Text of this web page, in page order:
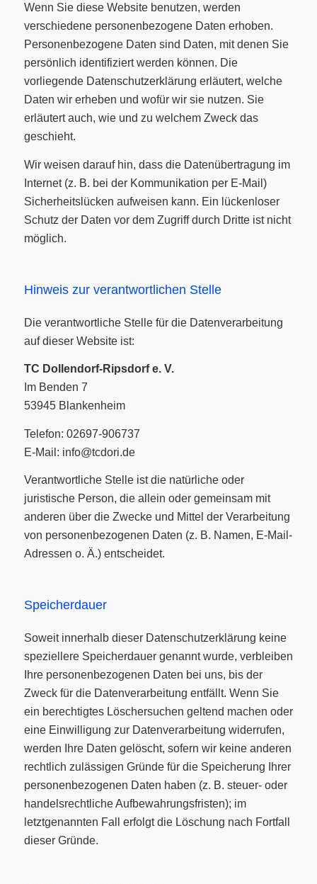
Wenn Sie diese Website benutzen, werden
verschiedene personenbezogene Daten erhoben.
Personenbezogene Daten sind Daten, mit denen Sie
persönlich identifiziert werden können. Die
vorliegende Datenschutzerklärung erläutert, welche
Daten wir erheben und wofür wir sie nutzen. Sie
erläutert auch, wie und zu welchem Zweck das
geschieht.
Wir weisen darauf hin, dass die Datenübertragung im
Internet (z. B. bei der Kommunikation per E-Mail)
Sicherheitslücken aufweisen kann. Ein lückenloser
Schutz der Daten vor dem Zugriff durch Dritte ist nicht
möglich.
Hinweis zur verantwortlichen Stelle
Die verantwortliche Stelle für die Datenverarbeitung
auf dieser Website ist:
TC Dollendorf-Ripsdorf e. V.
Im Benden 7
53945 Blankenheim
Telefon: 02697-906737
E-Mail: info@tcdori.de
Verantwortliche Stelle ist die natürliche oder
juristische Person, die allein oder gemeinsam mit
anderen über die Zwecke und Mittel der Verarbeitung
von personenbezogenen Daten (z. B. Namen, E-Mail-
Adressen o. Ä.) entscheidet.
Speicherdauer
Soweit innerhalb dieser Datenschutzerklärung keine
speziellere Speicherdauer genannt wurde, verbleiben
Ihre personenbezogenen Daten bei uns, bis der
Zweck für die Datenverarbeitung entfällt. Wenn Sie
ein berechtigtes Löschersuchen geltend machen oder
eine Einwilligung zur Datenverarbeitung widerrufen,
werden Ihre Daten gelöscht, sofern wir keine anderen
rechtlich zulässigen Gründe für die Speicherung Ihrer
personenbezogenen Daten haben (z. B. steuer- oder
handelsrechtliche Aufbewahrungsfristen); im
letztgenannten Fall erfolgt die Löschung nach Fortfall
dieser Gründe.